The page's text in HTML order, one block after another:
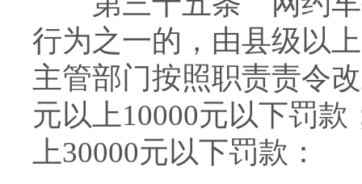
行为之一的，由县级以
主管部门按照职责责令
元以上10000元以下罚
上30000元以下罚款：